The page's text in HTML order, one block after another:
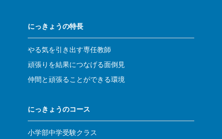
にっきょうの特長
やる気を引き出す専任教師
頑張りを結果につなげる面倒見
仲間と頑張ることができる環境
にっきょうのコース
小学部中学受験クラス